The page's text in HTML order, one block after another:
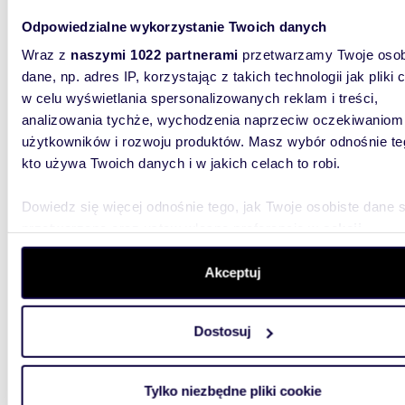
Odpowiedzialne wykorzystanie Twoich danych
Wraz z naszymi 1022 partnerami przetwarzamy Twoje
dane, np. adres IP, korzystając z takich technologii jak pliki
w celu wyświetlania spersonalizowanych reklam i treści,
analizowania tychże, wychodzenia naprzeciw oczekiwaniom
użytkowników i rozwoju produktów. Masz wybór odnośnie
kto używa Twoich danych i w jakich celach to robi.
Dowiedz się więcej odnośnie tego, jak Twoje osobiste dane
szczegółów. W Deklaracji plików cookie możesz zmienić
wycofać swoją zgodę w dowolnej chwili.
aby oferować funkcje społecznościowe i analizować ruch w
witrynie. Informacje o tym, jak korzystasz z naszej witryny,
analitycznym. Partnerzy mogą połączyć te informacje z
Akceptuj
Dostosuj
Tylko niezbędne pliki cookie
44m
Na sprzedaż 44 m² mieszkanie z basenem i